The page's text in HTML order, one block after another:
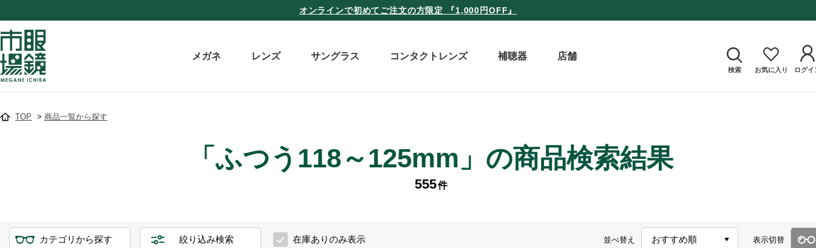
オンラインで初めてご注文の方限定 『1,000円OFF』
メガネ レンズ サングラス コンタクトレンズ 補聴器 店舗
検索 お気に入り ログイ
TOP > 商品一覧から探す
「ふつう118～125mm」の商品検索結果
555件
カテゴリから探す 絞り込み検索 在庫ありのみ表示 並べ替え 表示切替